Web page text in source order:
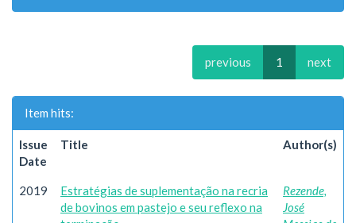
previous 1 next
Item hits:
Issue
Date
Title Author(s)
2019
Estratégias de suplementação na recria
de bovinos em pastejo e seu reflexo na
Rezende,
José